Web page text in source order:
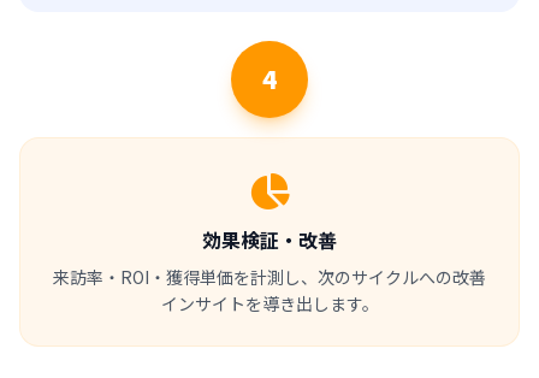
4
効果検証・改善
来訪率・ROI・獲得単価を計測し、次のサイクルへの改善
インサイトを導き出します。